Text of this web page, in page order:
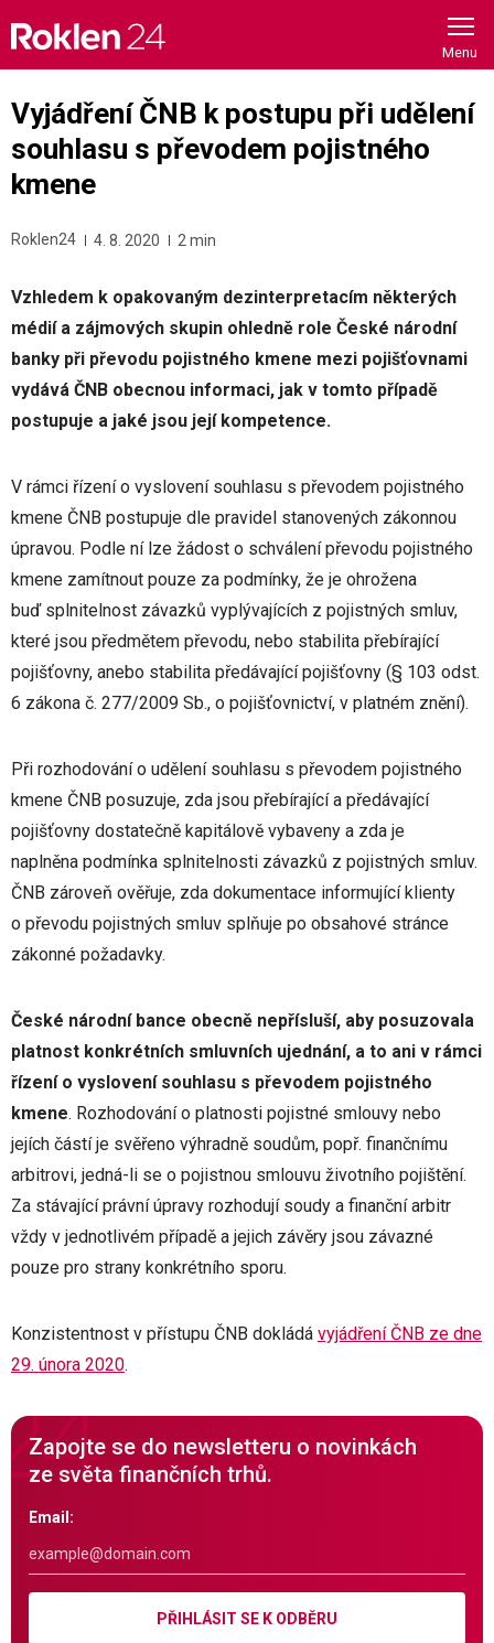
content
Vyjádření ČNB k postupu při udělení
souhlasu s převodem pojistného
kmene
Roklen24 4. 8. 2020 2 min
Vzhledem k opakovaným dezinterpretacím některých
médií a zájmových skupin ohledně role České národní
banky při převodu pojistného kmene mezi pojišťovnami
vydává ČNB obecnou informaci, jak v tomto případě
postupuje a jaké jsou její kompetence.
V rámci řízení o vyslovení souhlasu s převodem pojistného
kmene ČNB postupuje dle pravidel stanovených zákonnou
úpravou. Podle ní lze žádost o schválení převodu pojistného
kmene zamítnout pouze za podmínky, že je ohrožena
buď splnitelnost závazků vyplývajících z pojistných smluv,
které jsou předmětem převodu, nebo stabilita přebírající
pojišťovny, anebo stabilita předávající pojišťovny (§ 103 odst.
6 zákona č. 277/2009 Sb., o pojišťovnictví, v platném znění).
Při rozhodování o udělení souhlasu s převodem pojistného
kmene ČNB posuzuje, zda jsou přebírající a předávající
pojišťovny dostatečně kapitálově vybaveny a zda je
naplněna podmínka splnitelnosti závazků z pojistných smluv.
ČNB zároveň ověřuje, zda dokumentace informující klienty
o převodu pojistných smluv splňuje po obsahové stránce
zákonné požadavky.
České národní bance obecně nepřísluší, aby posuzovala
platnost konkrétních smluvních ujednání, a to ani v rámci
řízení o vyslovení souhlasu s převodem pojistného
kmene. Rozhodování o platnosti pojistné smlouvy nebo
jejích částí je svěřeno výhradně soudům, popř. finančnímu
arbitrovi, jedná-li se o pojistnou smlouvu životního pojištění.
Za stávající právní úpravy rozhodují soudy a finanční arbitr
vždy v jednotlivém případě a jejich závěry jsou závazné
pouze pro strany konkrétního sporu.
Konzistentnost v přístupu ČNB dokládá vyjádření ČNB ze dne
29. února 2020.
Zapojte se do newsletteru o novinkách
ze světa finančních trhů.
Email:
PŘIHLÁSIT SE K ODBĚRU